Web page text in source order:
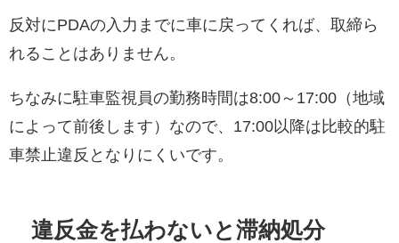
反対にPDAの入力までに車に戻ってくれば、取締ら
れることはありません。
ちなみに駐車監視員の勤務時間は8:00～17:00（地域
によって前後します）なので、17:00以降は比較的駐
車禁止違反となりにくいです。
違反金を払わないと滞納処分